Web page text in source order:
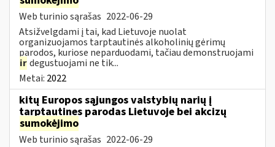
Web turinio sąrašas 2022-06-29
Atsižvelgdami į tai, kad Lietuvoje nuolat
organizuojamos tarptautinės alkoholinių gėrimų
parodos, kuriose neparduodami, tačiau demonstruojami
irdegustuojami ne tik...
Metai: 2022
kitų Europos sąjungos valstybių narių į
tarptautines parodas Lietuvoje bei akcizų
sumokėjimo
Web turinio sąrašas 2022-06-29